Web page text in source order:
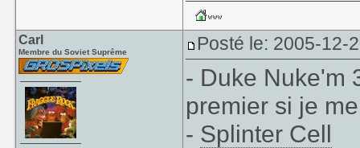
Carl
Membre du Soviet Suprême Posté le: 2005-12-
- Duke Nuke'm
premier si je
- Splinter Cell